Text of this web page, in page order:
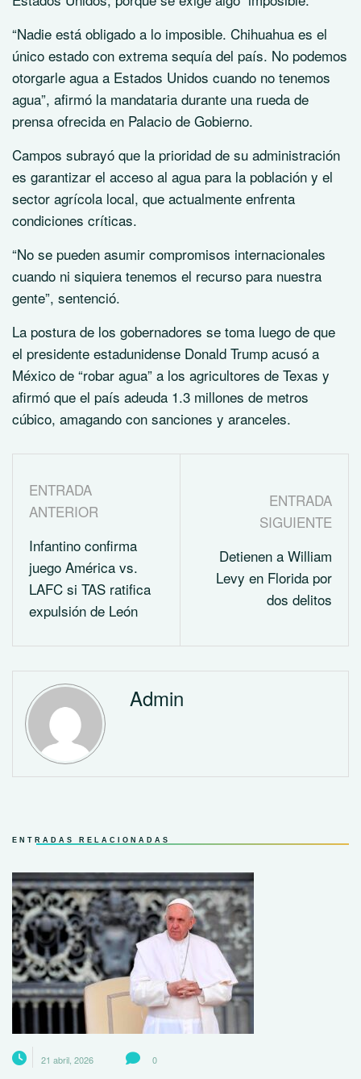
“Nadie está obligado a lo imposible. Chihuahua es el
único estado con extrema sequía del país. No podemos
otorgarle agua a Estados Unidos cuando no tenemos
agua”, afirmó la mandataria durante una rueda de
prensa ofrecida en Palacio de Gobierno.
Campos subrayó que la prioridad de su administración
es garantizar el acceso al agua para la población y el
sector agrícola local, que actualmente enfrenta
condiciones críticas.
“No se pueden asumir compromisos internacionales
cuando ni siquiera tenemos el recurso para nuestra
gente”, sentenció.
La postura de los gobernadores se toma luego de que
el presidente estadunidense Donald Trump acusó a
México de “robar agua” a los agricultores de Texas y
afirmó que el país adeuda 1.3 millones de metros
cúbico, amagando con sanciones y aranceles.
ENTRADA
ANTERIOR
Infantino confirma
juego América vs.
LAFC si TAS ratifica
expulsión de León
ENTRADA
SIGUIENTE
Detienen a William
Levy en Florida por
dos delitos
Admin
ENTRADAS RELACIONADAS
21 abril, 2026 0